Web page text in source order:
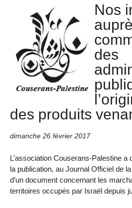
Nos
des
des produits
dimanche 26 février 2017
L’association Couserans-Palestine a
la publication, au Journal Officiel de
d’un document concernant les
territoires occupés par Israël depuis